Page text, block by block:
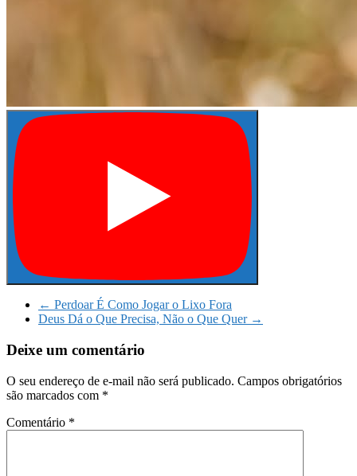
← Perdoar É Como Jogar o Lixo Fora
Deus Dá o Que Precisa, Não o Que Quer →
Deixe um comentário
O seu endereço de e-mail não será publicado. Campos obrigatórios
são marcados com *
Comentário *